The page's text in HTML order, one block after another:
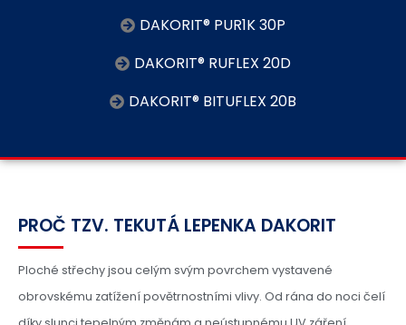
DAKORIT® PUR1K 30P
DAKORIT® RUFLEX 20D
DAKORIT® BITUFLEX 20B
PROČ TZV. TEKUTÁ LEPENKA DAKORIT
Ploché střechy jsou celým svým povrchem vystavené
obrovskému zatížení povětrnostními vlivy. Od rána do noci čelí